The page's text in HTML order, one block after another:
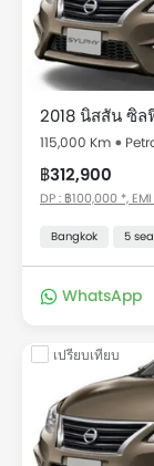
Used นิสสัน
Thailand รา
รถมือสองและรถ
ต้นที่ ฿299,000
สองที่มีขายใน
2018 นิสสัน ซิล
115,000 Km
฿312,900
DP : ฿100,000 *,
Bangkok 5
WhatsApp
เปรียบเทียบ